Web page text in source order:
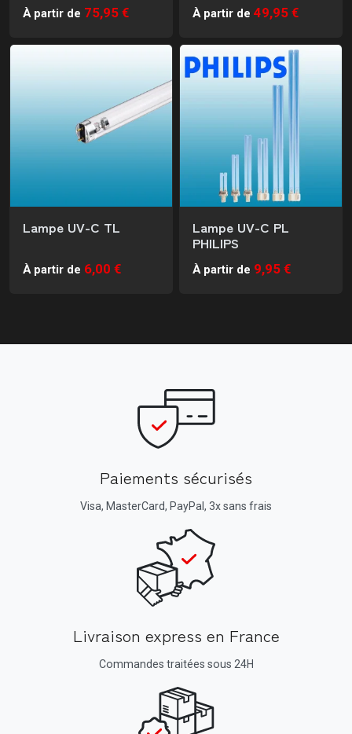
À partir de 75,95 € À partir de 49,95 €
Lampe UV-C TL
À partir de 6,00 €
Lampe UV-C PL
PHILIPS
À partir de 9,95 €
Paiements sécurisés
Visa, MasterCard, PayPal, 3x sans frais
Livraison express en France
Commandes traitées sous 24H